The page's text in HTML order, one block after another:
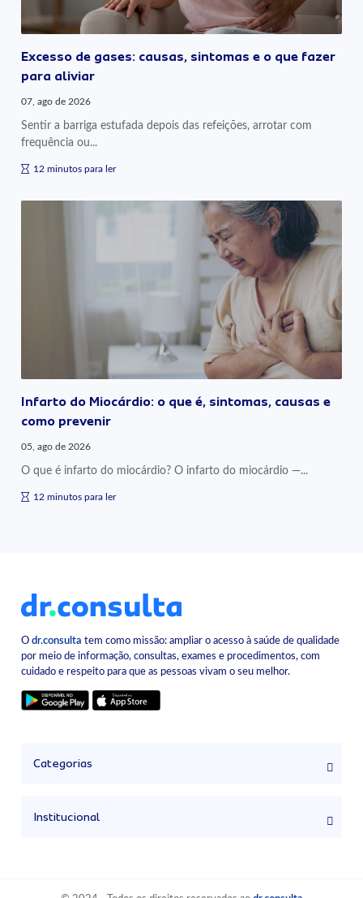
Excesso de gases: causas, sintomas e o que fazer
para aliviar
07, ago de 2026
Sentir a barriga estufada depois das refeições, arrotar com
frequência ou...
12 minutos para ler
Infarto do Miocárdio: o que é, sintomas, causas e
como prevenir
05, ago de 2026
O que é infarto do miocárdio? O infarto do miocárdio —...
12 minutos para ler
Odr.consulta tem como missão: ampliar o acesso à saúde de qualidade
por meio de informação, consultas, exames e procedimentos, com
cuidado e respeito para que as pessoas vivam o seu melhor.
Categorias
Institucional